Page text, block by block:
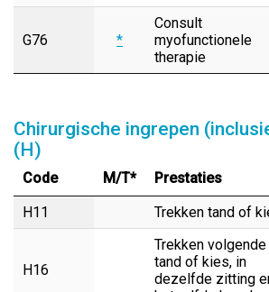
G76 *
Consult
myofunctionele
therapie
Chirurgische ingrepen
(H)
Code M/T* Prestaties
H11 Trekken tand of
H16
Trekken volgende
tand of kies, in
dezelfde zitting